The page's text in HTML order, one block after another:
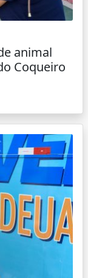
animal
Coqueiro